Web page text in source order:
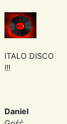
ITALO DISCO
!!!
Daniel